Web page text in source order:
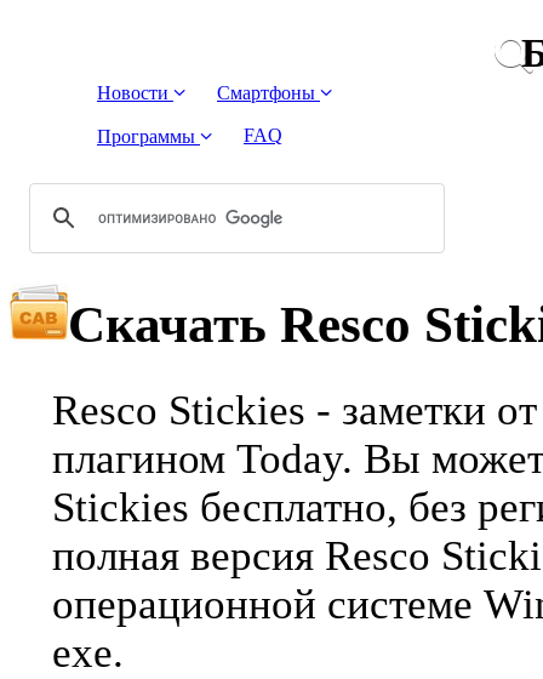
Новости Смартфоны
Программы FAQ
Скачать Resco
Resco Stickies - заметки
плагином Today. Вы
Stickies бесплатно, без
полная версия Resco
операционной системе
exe.